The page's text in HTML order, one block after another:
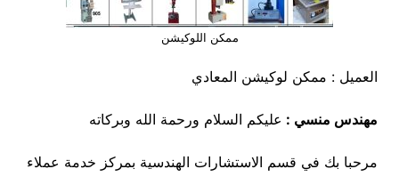
ممكن اللوكيشن
العميل : ممكن لوكيشن المعادي
مهندس منسي : عليكم السلام ورحمة الله وبركاته
مرحبا بك في قسم الاستشارات الهندسية بمركز خدمة عملاء